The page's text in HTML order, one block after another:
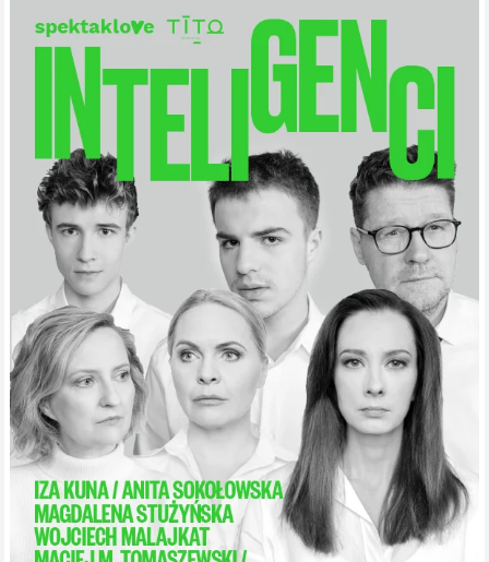
„Inteligenci” (mat. Adria Art)
Regulamin konkursu “Inteligenci”
§ 1. POSTANOWIENIA OGÓLNE
1. Organizatorem konkursów jest GazetaRegionalna.com, al.
Kościuszki 13, lok. 6, 42-202 Częstochowa, (zwana dalej
„Organizatorem”).
2. Fundatorem nagrody jest Impresariat Adria Art.
3. Niniejszy regulamin (dalej „Regulamin”) stanowi podstawę
organizacji oraz określa warunki Konkursu.
4. Konkurs nie jest stworzony, administrowany, wspierany ani
sponsorowany przez Facebook.
5. Konkurs jest prowadzony na stronie www.gazetaregionalna.com